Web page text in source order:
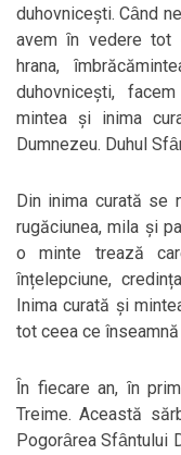
duhovnicești. Cȃnd
avem ȋn vedere tot
hrana,
duhovnicești,
mintea și inima
Dumnezeu. Duhul
Din inima curată se
rugăciunea, mila și
o minte trează
ȋnțelepciune,
Inima curată și
tot ceea ce
Ȋn fiecare an, ȋn
Treime. Această
Pogorȃrea Sfȃntului